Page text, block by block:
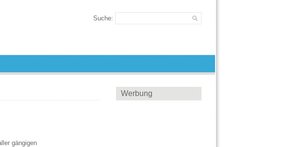
Suche:
gängigen
Werbung